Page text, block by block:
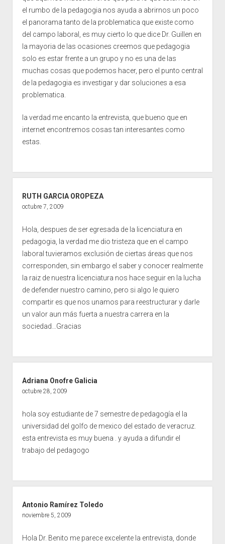
el rumbo de la pedagogia nos ayuda a abrirnos un poco
el panorama tanto de la problematica que existe como
del campo laboral, es muy cierto lo que dice Dr. Guillen en
la mayoria de las ocasiones creemos que pedagogia
solo es estar frente a un grupo y no es una de las
muchas cosas que podemos hacer, pero el punto central
de la pedagogia es investigar y dar soluciones a esa
problematica.
la verdad me encanto la entrevista, que bueno que en
internet encontremos cosas tan interesantes como
estas.
RUTH GARCIA OROPEZA
octubre 7, 2009
Hola, despues de ser egresada de la licenciatura en
pedagogia, la verdad me dio tristeza que en el campo
laboral tuvieramos exclusión de ciertas áreas que nos
corresponden, sin embargo el saber y conocer realmente
la raiz de nuestra licenciatura nos hace seguir en la lucha
de defender nuestro camino, pero si algo le quiero
compartir es que nos unamos para reestructurar y darle
un valor aun más fuerta a nuestra carrera en la
sociedad…Gracias
Adriana Onofre Galicia
octubre 28, 2009
hola soy estudiante de 7 semestre de pedagogía el la
universidad del golfo de mexico del estado de veracruz.
esta entrevista es muy buena . y ayuda a difundir el
trabajo del pedagogo
Antonio Ramírez Toledo
noviembre 5, 2009
Hola Dr. Benito me parece excelente la entrevista, donde